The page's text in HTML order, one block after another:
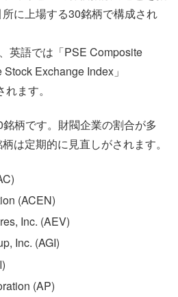
に上場する30銘柄で構成され
英語では「PSE Composite
Exchange Index」
ます。
柄です。財閥企業の割合が多
は定期的に見直しがされます。
(ACEN)
Inc. (AEV)
Inc. (AGI)
(AP)